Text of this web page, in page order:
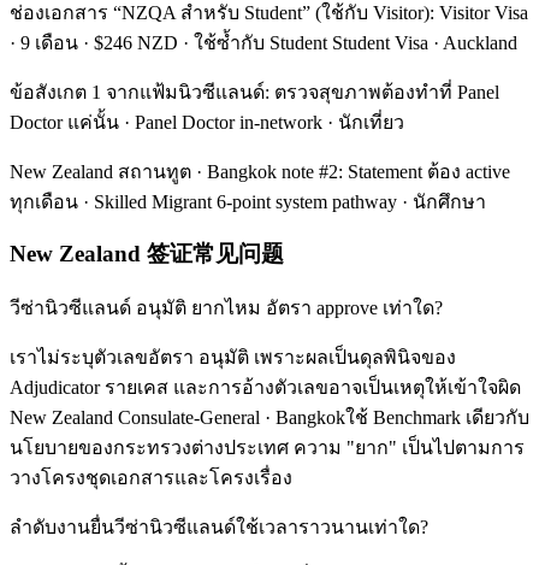
ช่องเอกสาร “NZQA สำหรับ Student” (ใช้กับ Visitor): Visitor Visa
· 9 เดือน · $246 NZD · ใช้ซ้ำกับ Student Student Visa · Auckland
ข้อสังเกต 1 จากแฟ้มนิวซีแลนด์: ตรวจสุขภาพต้องทำที่ Panel
Doctor แค่นั้น · Panel Doctor in-network · นักเที่ยว
New Zealand สถานทูต · Bangkok note #2: Statement ต้อง active
ทุกเดือน · Skilled Migrant 6-point system pathway · นักศึกษา
New Zealand 签证常见问题
วีซ่านิวซีแลนด์ อนุมัติ ยากไหม อัตรา approve เท่าใด?
เราไม่ระบุตัวเลขอัตรา อนุมัติ เพราะผลเป็นดุลพินิจของ
Adjudicator รายเคส และการอ้างตัวเลขอาจเป็นเหตุให้เข้าใจผิด
New Zealand Consulate-General · Bangkokใช้ Benchmark เดียวกับ
นโยบายของกระทรวงต่างประเทศ ความ "ยาก" เป็นไปตามการ
วางโครงชุดเอกสารและโครงเรื่อง
ลำดับงานยื่นวีซ่านิวซีแลนด์ใช้เวลาราวนานเท่าใด?